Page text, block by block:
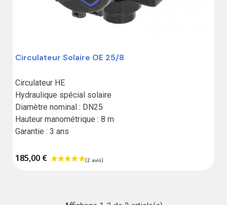
Circulateur Solaire OE 25/8
Circulateur HE
Hydraulique spécial solaire
Diamètre nominal : DN25
Hauteur manométrique : 8 m
Garantie : 3 ans
185,00 €